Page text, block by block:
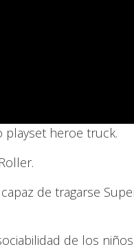
playset heroe truck.
de tragarse
de los